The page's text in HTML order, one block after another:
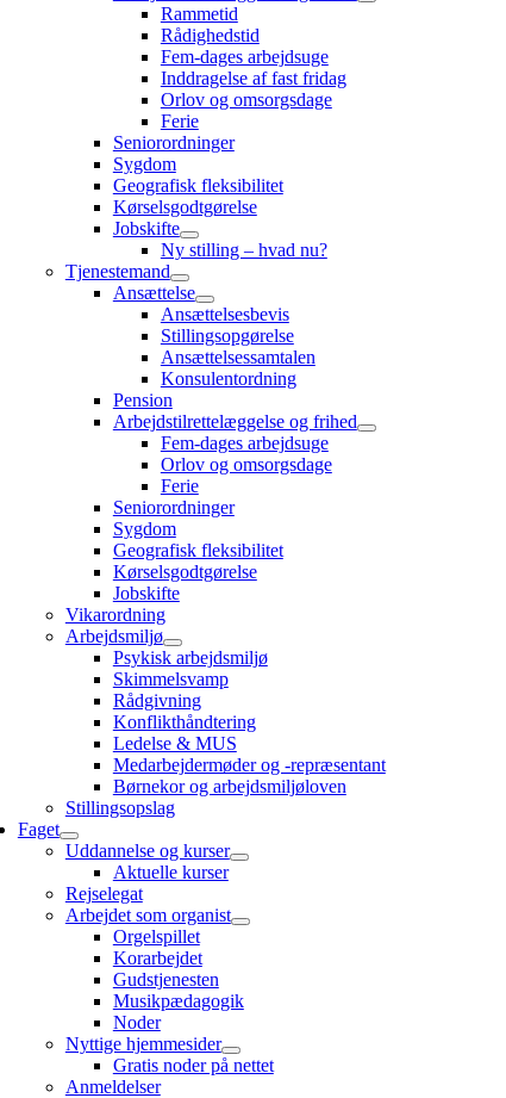
Rammetid
Rådighedstid
Fem-dages arbejdsuge
Inddragelse af fast fridag
Orlov og omsorgsdage
Ferie
Seniorordninger
Sygdom
Geografisk fleksibilitet
Kørselsgodtgørelse
Jobskifte
Ny stilling – hvad nu?
Tjenestemand
Ansættelse
Ansættelsesbevis
Stillingsopgørelse
Ansættelsessamtalen
Konsulentordning
Pension
Arbejdstilrettelæggelse og frihed
Fem-dages arbejdsuge
Orlov og omsorgsdage
Ferie
Seniorordninger
Sygdom
Geografisk fleksibilitet
Kørselsgodtgørelse
Jobskifte
Vikarordning
Arbejdsmiljø
Psykisk arbejdsmiljø
Skimmelsvamp
Rådgivning
Konflikthåndtering
Ledelse & MUS
Medarbejdermøder og -repræsentant
Børnekor og arbejdsmiljøloven
Stillingsopslag
Faget
Uddannelse og kurser
Aktuelle kurser
Rejselegat
Arbejdet som organist
Orgelspillet
Korarbejdet
Gudstjenesten
Musikpædagogik
Noder
Nyttige hjemmesider
Gratis noder på nettet
Anmeldelser